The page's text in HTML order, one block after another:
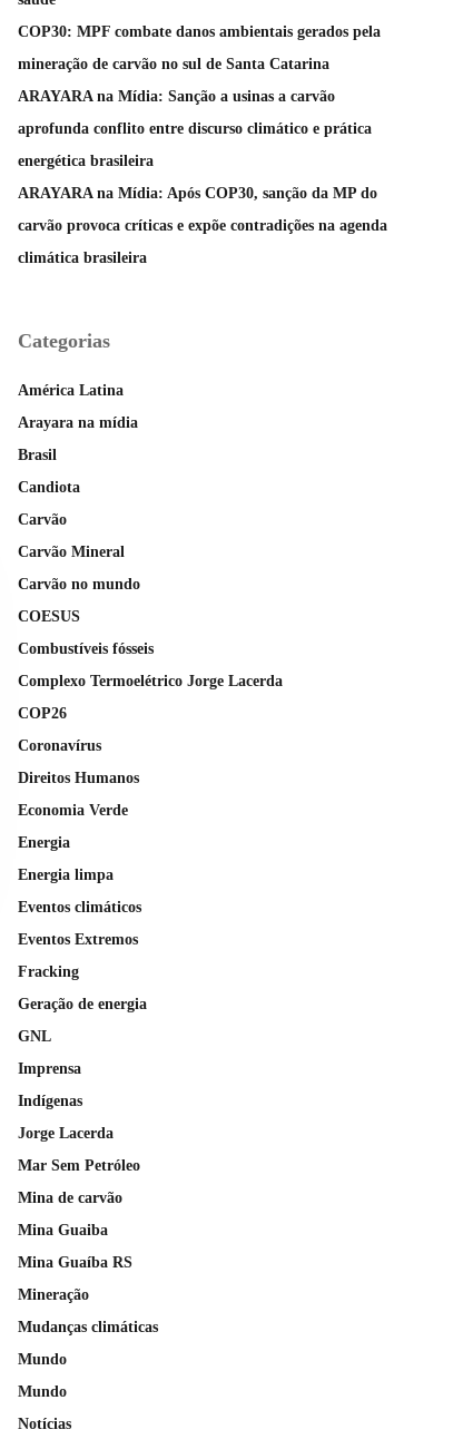
COP30: MPF combate danos ambientais gerados pela
mineração de carvão no sul de Santa Catarina
ARAYARA na Mídia: Sanção a usinas a carvão
aprofunda conflito entre discurso climático e prática
energética brasileira
ARAYARA na Mídia: Após COP30, sanção da MP do
carvão provoca críticas e expõe contradições na agenda
climática brasileira
Categorias
América Latina
Arayara na mídia
Brasil
Candiota
Carvão
Carvão Mineral
Carvão no mundo
COESUS
Combustíveis fósseis
Complexo Termoelétrico Jorge Lacerda
COP26
Coronavírus
Direitos Humanos
Economia Verde
Energia
Energia limpa
Eventos climáticos
Eventos Extremos
Fracking
Geração de energia
GNL
Imprensa
Indígenas
Jorge Lacerda
Mar Sem Petróleo
Mina de carvão
Mina Guaiba
Mina Guaíba RS
Mineração
Mudanças climáticas
Mundo
Mundo
Notícias